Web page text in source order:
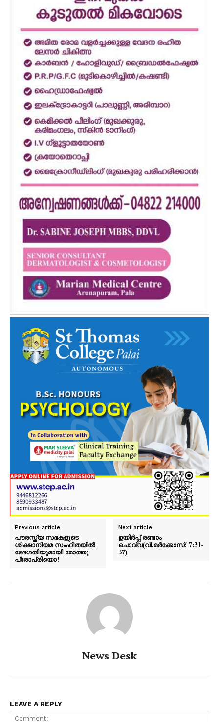
PALA VISION
Previous article
പൗരസ്ത്യ സഭകളുടെ
ശിക്ഷാനിയമ സംഹിതയിൽ
ഭേദഗതിയുമായി മോത്തു
പ്രോപ്രിയൊ!
Next article
ഉയിർപ്പ് രണ്ടാം
ചൊവ്വ(വി.മർക്കോസ്: 7:31-
37)
News Desk
LEAVE A REPLY